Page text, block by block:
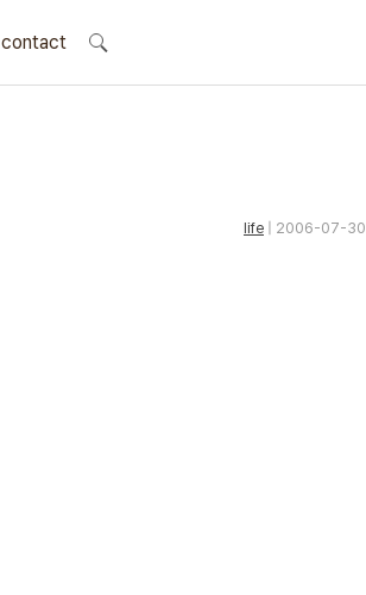
contact
life | 2006-07-30